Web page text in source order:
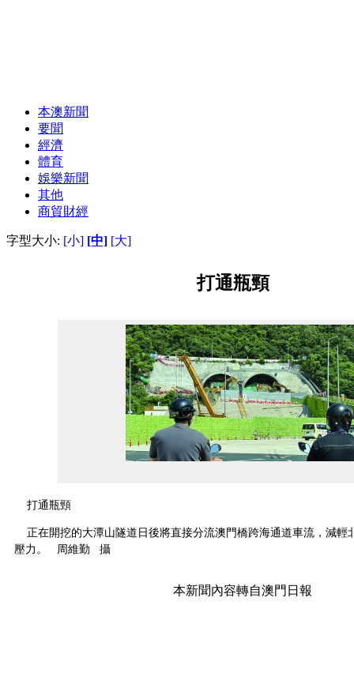
本澳新聞
要聞
經濟
體育
娛樂新聞
其他
商貿財經
字型大小: [小] [中] [大]
打通瓶頸
打通瓶頸
正在開挖的大潭山隧道日後將直接分流澳門橋跨海通道車流，減輕
壓力。 周維勤 攝
本新聞內容轉自澳門日報